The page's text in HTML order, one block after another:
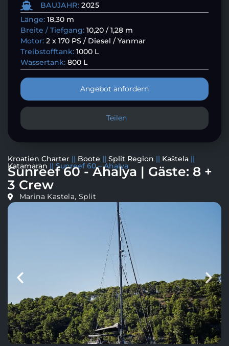
Kroatien Charter || Boote || Split Region || Kaštela ||
Katamaran || Sunreef 60 – Ahalya
Sunreef 60 - Ahalya | Gäste: 8 +
3 Crew
Marina Kastela, Split
BAUJAHR:2025
Länge: 18,30 m
Breite / Tiefgang: 10,20 / 1,28 m
Motor: 2 x 170 PS / Diesel / Yanmar
Treibstofftank: 1000 L
Wassertank: 800 L
Angebot anfordern
Teilen